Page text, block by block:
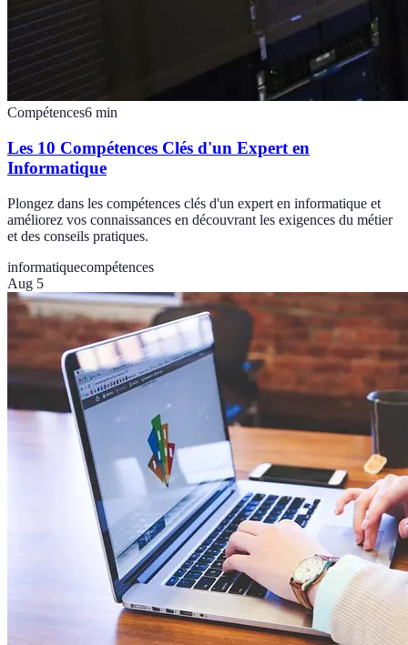
Compétences6 min
Les 10 Compétences Clés d'un Expert en
Informatique
Plongez dans les compétences clés d'un expert en informatique et
améliorez vos connaissances en découvrant les exigences du métier
et des conseils pratiques.
informatiquecompétences
Aug 5